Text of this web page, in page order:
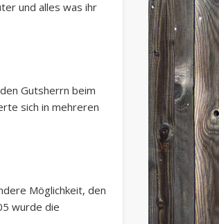
und alles was ihr
Gutsherrn beim
sich in mehreren
Möglichkeit, den
wurde die